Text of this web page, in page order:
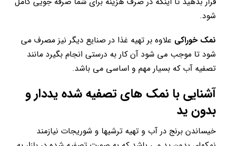
شود.
نمک خوراکی علاوه بر تهیه غذا در صنایع دیگر نیز مصرف می
شود تا موجب می شود آن کار به درستی انجام بگیرد مانند
تصفیه آب که بسیار مهم و اساسی می باشد.
آشنایی با نمک های تصفیه شده یددار و
بدون ید
خیساندن برنج در آب و تهیه ترشیها و شوریجات نیازمند